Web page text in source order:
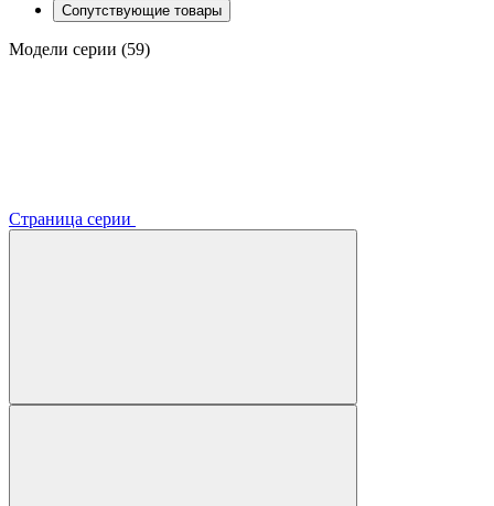
Сопутствующие товары
Модели серии (59)
Страница серии